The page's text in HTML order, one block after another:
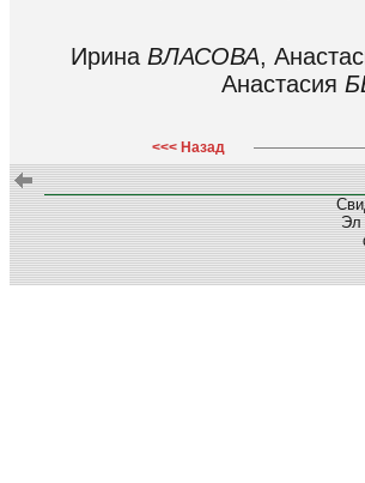
Ирина ВЛАСОВА,
Анастасия
<<< Назад
Эл